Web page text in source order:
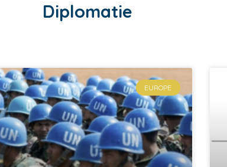
Diplomatie
EUROPE